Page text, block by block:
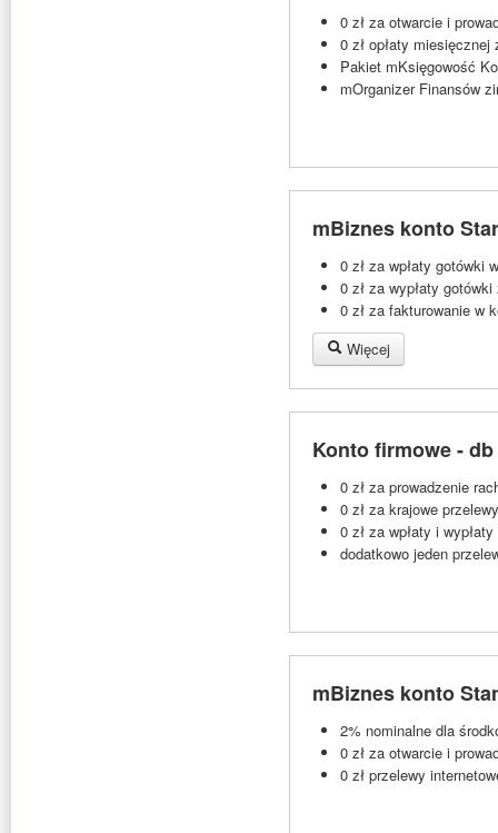
0 zł za otwarcie i
0 zł opłaty
Pakiet mKsięgowość
mOrganizer Finansów
mBiznes konto
0 zł za wpłaty gotówki
0 zł za wypłaty
0 zł za fakturowanie w
Więcej
Konto firmowe -
0 zł za prowadzenie
0 zł za krajowe
0 zł za wpłaty i
dodatkowo jeden
mBiznes konto
2% nominalne dla
0 zł za otwarcie i
0 zł przelewy